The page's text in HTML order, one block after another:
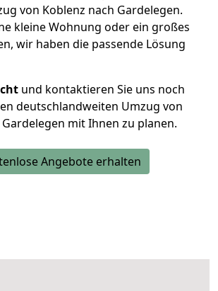
von Koblenz nach Gardelegen.
kleine Wohnung oder ein großes
wir haben die passende Lösung
und kontaktieren Sie uns noch
deutschlandweiten Umzug von
mit Ihnen zu planen.
Angebote erhalten